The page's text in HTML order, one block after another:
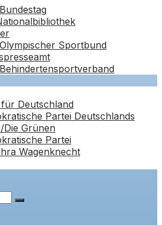
Sportbund
Deutschland
Partei Deutschlands
Die Grünen
Partei
Wagenknecht